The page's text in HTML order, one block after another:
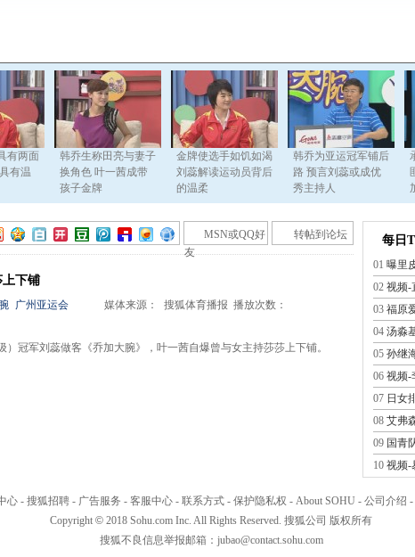
有两面
有温
韩乔生称田亮与妻子
换角色 叶一茜成带
孩子金牌
金牌使选手如饥如渴
刘蕊解读运动员背后
的温柔
韩乔为亚运冠军铺后
路 预言刘蕊或成优
秀主持人
MSN或QQ好
友
转帖到论坛
下铺
广州亚运会 媒体来源： 搜狐体育播报 播放次数：
冠军刘蕊做客《乔加大腕》，叶一茜自爆曾与女主持莎莎上下铺。
每日
01 曝里
02 视频-
03 福原
04 汤淼
05 孙继
06 视频-
07 日女
08 艾弗
09 国青
10 视频-
12视频-
心- 搜狐招聘- 广告服务 - 客服中心- 联系方式- 保护隐私权 - About SOHU- 公司介绍 -
Copyright © 2018 Sohu.com Inc. All Rights Reserved. 搜狐公司 版权所有
搜狐不良信息举报邮箱： jubao@contact.sohu.com